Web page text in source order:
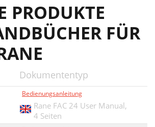
PRODUKTE
FÜR
Dokumententyp
Bedienungsanleitung
Rane FAC 24 User Manual,
4 Seiten